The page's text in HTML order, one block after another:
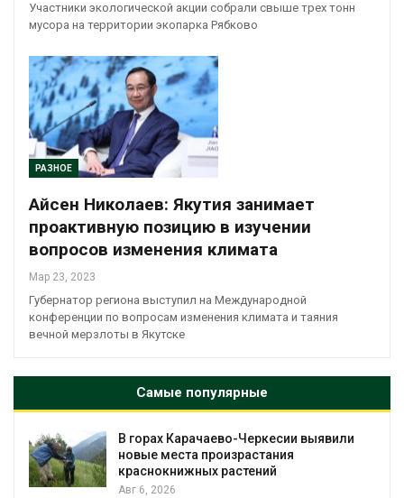
Участники экологической акции собрали свыше трех тонн
мусора на территории экопарка Рябково
РАЗНОЕ
Айсен Николаев: Якутия занимает
проактивную позицию в изучении
вопросов изменения климата
Мар 23, 2023
Губернатор региона выступил на Международной
конференции по вопросам изменения климата и таяния
вечной мерзлоты в Якутске
Самые популярные
В горах Карачаево-Черкесии выявили
новые места произрастания
краснокнижных растений
Авг 6, 2026